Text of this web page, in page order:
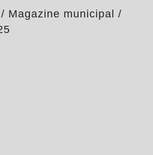
/ Magazine municipal /